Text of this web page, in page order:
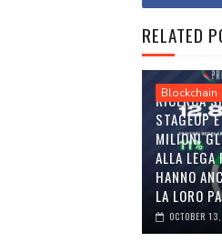
RELATED
Blockchain
RICERCA
STAGEUP
MILIONI
ALLA LEGA
HANNO
LA LORO
OCTOBER